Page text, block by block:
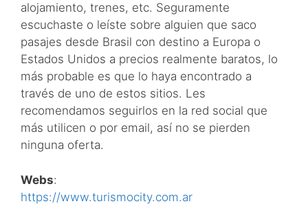
alojamiento, trenes, etc. Seguramente
escuchaste o leíste sobre alguien que saco
pasajes desde Brasil con destino a Europa o
Estados Unidos a precios realmente baratos, lo
más probable es que lo haya encontrado a
través de uno de estos sitios. Les
recomendamos seguirlos en la red social que
más utilicen o por email, así no se pierden
ninguna oferta.
Webs:
https://www.turismocity.com.ar